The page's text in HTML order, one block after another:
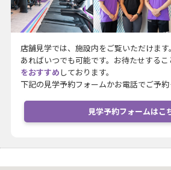
店舗見学では、施設内をご覧いただけま
あればいつでも可能です。お待たせする
をおすすめ しております。
下記の見学予約フォームかお電話でご予約
見学予約フォームはこ